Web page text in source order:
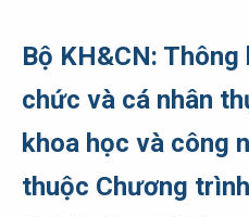
Bộ KH&CN:
chức và cá nhân
khoa học và công
thuộc Chương